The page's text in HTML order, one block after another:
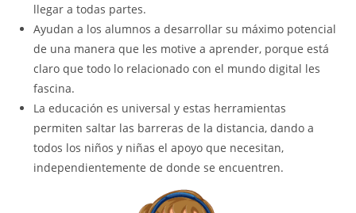
llegar a todas partes.
Ayudan a los alumnos a desarrollar su máximo potencial
de una manera que les motive a aprender, porque está
claro que todo lo relacionado con el mundo digital les
fascina.
La educación es universal y estas herramientas
permiten saltar las barreras de la distancia, dando a
todos los niños y niñas el apoyo que necesitan,
independientemente de donde se encuentren.